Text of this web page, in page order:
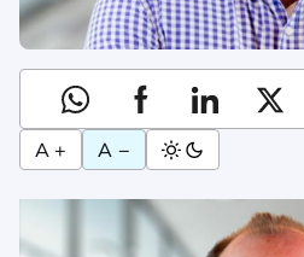
A + A −